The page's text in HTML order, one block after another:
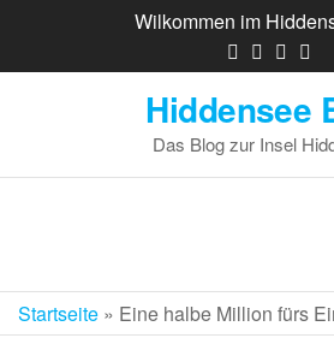
Wilkommen im
Hiddensee
Das Blog zur Insel
Startseite » Eine halbe Million fürs